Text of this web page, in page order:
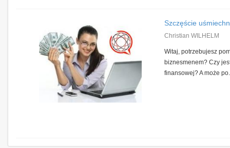
Szczęście
Christian WILHELM
Witaj, potrzebujesz
biznesmenem? Czy
finansowej? A może